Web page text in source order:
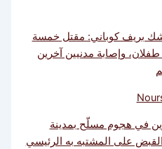
بريف كوباني: مقتل خمسة
طفلان، وإصابة مدنيين آخرين
في هجوم مسلّح بمدينة
على المشتبه به الرئيسي